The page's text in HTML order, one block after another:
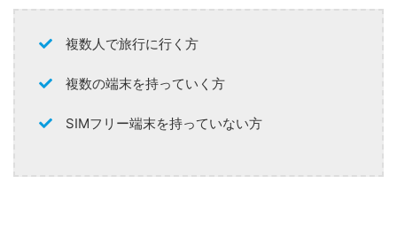
複数人で旅行に行く方
複数の端末を持っていく方
SIMフリー端末を持っていない方